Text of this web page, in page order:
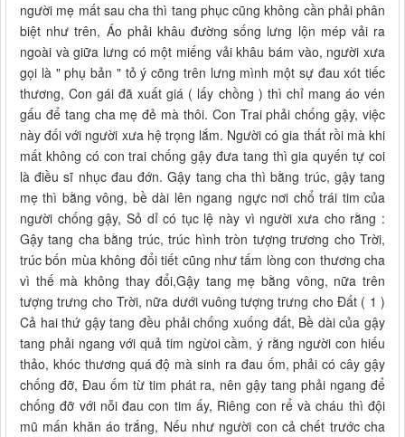
người mẹ mất sau cha thì tang phục cũng không cần phải phân
biệt như trên, Áo phải khâu đường sống lưng lộn mép vải ra
ngoài và giữa lưng có một miếng vải khâu bám vào, người xưa
gọi là " phụ bản " tỏ ý cõng trên lưng mình một sự đau xót tiếc
thương, Con gái đã xuất giá ( lấy chồng ) thì chỉ mang áo vén
gấu để tang cha mẹ đẻ mà thôi. Con Trai phải chống gậy, việc
này đối với người xưa hệ trọng lắm. Người có gia thất rồi mà khi
mất không có con trai chống gậy đưa tang thì gia quyến tự coi
là điều sĩ nhục đau đớn. Gậy tang cha thì bằng trúc, gậy tang
mẹ thì bằng vông, bề dài lên ngang ngực nơi chổ trái tim của
người chống gậy, Sỏ dỉ có tục lệ này vì người xưa cho rằng :
Gậy tang cha bằng trúc, trúc hình tròn tượng trương cho Trời,
trúc bốn mùa không đổi tiết cũng như tấm lòng con thương cha
vì thế mà không thay đổi,Gậy tang mẹ bằng vông, nữa trên
tượng trưng cho Trời, nữa dưới vuông tượng trưng cho Đất ( 1 )
Cả hai thứ gậy tang đều phải chống xuống đất, Bề dài của gậy
tang phải ngang với quả tim ngừoi cầm, ý rằng người con hiếu
thảo, khóc thương quá độ mà sinh ra đau ốm, phải có cây gậy
chống đỡ, Đau ốm từ tim phát ra, nên gậy tang phải ngang để
chống đỡ với nỗi đau con tim ấy, Riêng con rể và cháu thì đội
mũ mấn khăn áo trắng, Nếu như người con cả chết trước cha